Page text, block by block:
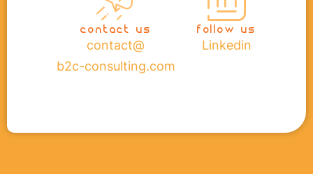
contact us
contact@
b2c-consulting.com
follow us
Linkedin